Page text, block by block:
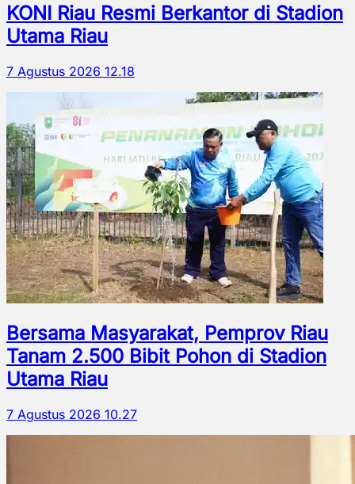
KONI Riau Resmi Berkantor di Stadion
Utama Riau
7 Agustus 2026 12.18
Bersama Masyarakat, Pemprov Riau
Tanam 2.500 Bibit Pohon di Stadion
Utama Riau
7 Agustus 2026 10.27